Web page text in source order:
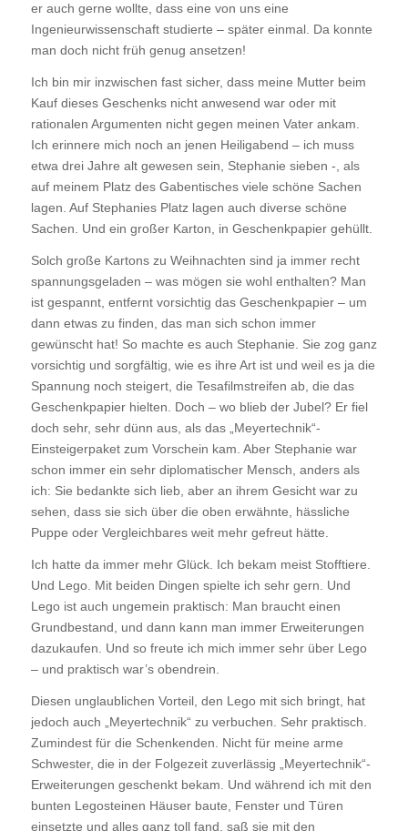
er auch gerne wollte, dass eine von uns eine
Ingenieurwissenschaft studierte – später einmal. Da konnte
man doch nicht früh genug ansetzen!
Ich bin mir inzwischen fast sicher, dass meine Mutter beim
Kauf dieses Geschenks nicht anwesend war oder mit
rationalen Argumenten nicht gegen meinen Vater ankam.
Ich erinnere mich noch an jenen Heiligabend – ich muss
etwa drei Jahre alt gewesen sein, Stephanie sieben -, als
auf meinem Platz des Gabentisches viele schöne Sachen
lagen. Auf Stephanies Platz lagen auch diverse schöne
Sachen. Und ein großer Karton, in Geschenkpapier gehüllt.
Solch große Kartons zu Weihnachten sind ja immer recht
spannungsgeladen – was mögen sie wohl enthalten? Man
ist gespannt, entfernt vorsichtig das Geschenkpapier – um
dann etwas zu finden, das man sich schon immer
gewünscht hat! So machte es auch Stephanie. Sie zog ganz
vorsichtig und sorgfältig, wie es ihre Art ist und weil es ja die
Spannung noch steigert, die Tesafilmstreifen ab, die das
Geschenkpapier hielten. Doch – wo blieb der Jubel? Er fiel
doch sehr, sehr dünn aus, als das „Meyertechnik“-
Einsteigerpaket zum Vorschein kam. Aber Stephanie war
schon immer ein sehr diplomatischer Mensch, anders als
ich: Sie bedankte sich lieb, aber an ihrem Gesicht war zu
sehen, dass sie sich über die oben erwähnte, hässliche
Puppe oder Vergleichbares weit mehr gefreut hätte.
Ich hatte da immer mehr Glück. Ich bekam meist Stofftiere.
Und Lego. Mit beiden Dingen spielte ich sehr gern. Und
Lego ist auch ungemein praktisch: Man braucht einen
Grundbestand, und dann kann man immer Erweiterungen
dazukaufen. Und so freute ich mich immer sehr über Lego
– und praktisch war’s obendrein.
Diesen unglaublichen Vorteil, den Lego mit sich bringt, hat
jedoch auch „Meyertechnik“ zu verbuchen. Sehr praktisch.
Zumindest für die Schenkenden. Nicht für meine arme
Schwester, die in der Folgezeit zuverlässig „Meyertechnik“-
Erweiterungen geschenkt bekam. Und während ich mit den
bunten Legosteinen Häuser baute, Fenster und Türen
einsetzte und alles ganz toll fand, saß sie mit den